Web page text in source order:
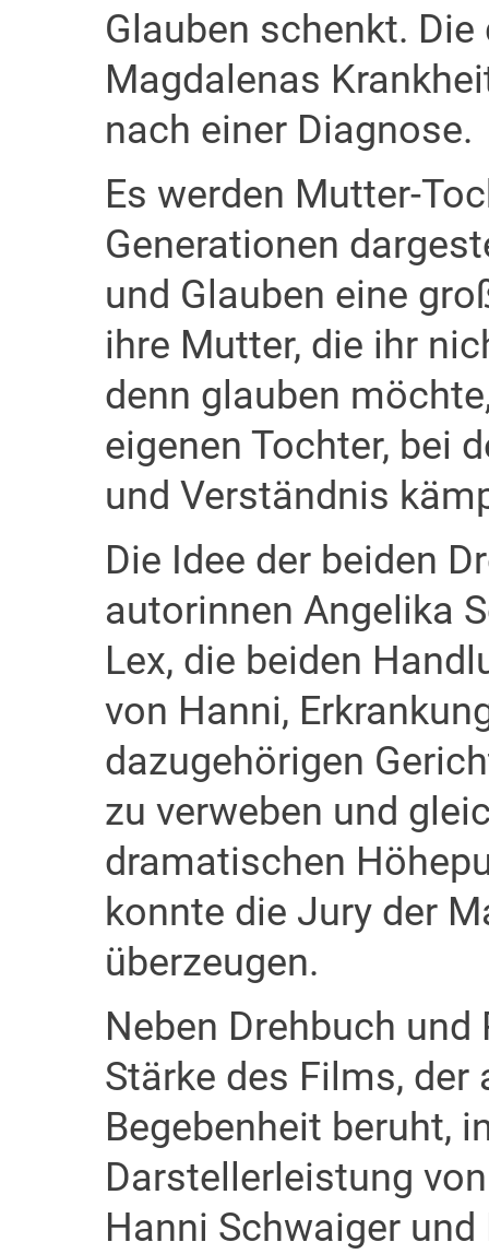
Glauben schenkt.
Magdalenas
nach einer Diagnose.
Es werden Mutter-
Generationen
und Glauben eine
ihre Mutter, die ihr
denn glauben
eigenen Tochter, bei
und Verständnis
Die Idee der beiden
autorinnen Angelika
Lex, die beiden
von Hanni,
dazugehörigen
zu verweben und
dramatischen
konnte die Jury der
überzeugen.
Neben Drehbuch
Stärke des Films, der
Begebenheit beruht,
Darstellerleistung
Hanni Schwaiger